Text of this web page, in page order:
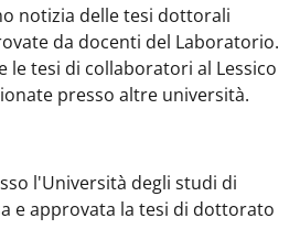
notizia delle tesi dottorali
da docenti del Laboratorio.
le tesi di collaboratori al Lessico
presso altre università.
l'Università degli studi di
e approvata la tesi di dottorato